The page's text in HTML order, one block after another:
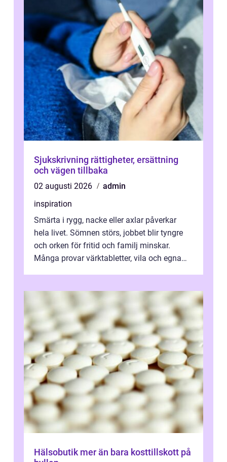
Sjukskrivning rättigheter, ersättning
och vägen tillbaka
02 augusti 2026
admin
inspiration
Smärta i rygg, nacke eller axlar påverkar
hela livet. Sömnen störs, jobbet blir tyngre
och orken för fritid och familj minskar.
Många provar värktabletter, vila och egna
Hälsobutik mer än bara kosttillskott på